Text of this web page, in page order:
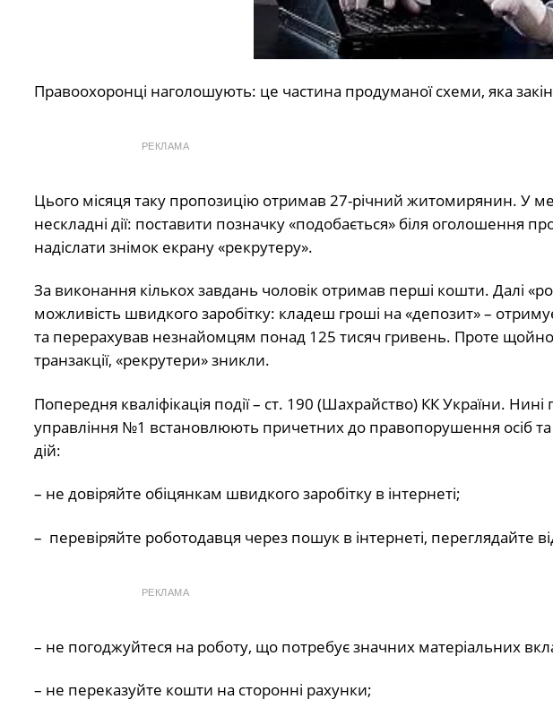
Правоохоронці наголошують: це частина продуманої схеми, яка
РЕКЛАМА
Цього місяця таку пропозицію отримав 27-річний житомирянин. У
нескладні дії: поставити позначку «подобається» біля оголошення
надіслати знімок екрану «рекрутеру».
За виконання кількох завдань чоловік отримав перші кошти. Далі
можливість швидкого заробітку: кладеш гроші на «депозит» –
та перерахував незнайомцям понад 125 тисяч гривень. Проте щойно
транзакції, «рекрутери» зникли.
Попередня кваліфікація події – ст. 190 (Шахрайство) КК України.
управління №1 встановлюють причетних до правопорушення осіб та
дій:
– не довіряйте обіцянкам швидкого заробітку в інтернеті;
– перевіряйте роботодавця через пошук в інтернеті, переглядайте
РЕКЛАМА
– не погоджуйтеся на роботу, що потребує значних матеріальних
– не переказуйте кошти на сторонні рахунки;